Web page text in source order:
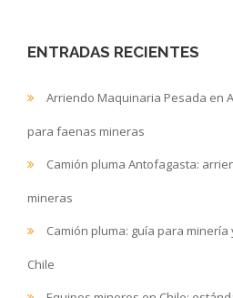
ENTRADAS RECIENTES
Arriendo Maquinaria Pesada en
para faenas mineras
Camión pluma Antofagasta:
mineras
Camión pluma: guía para
Chile